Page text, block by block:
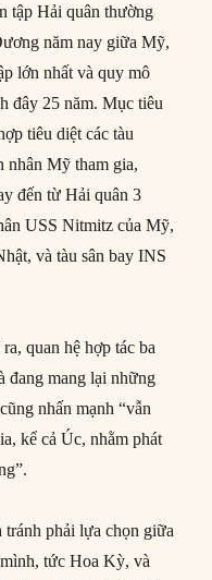
tập Hải quân thường
năm nay giữa Mỹ,
lớn nhất và quy mô
đây 25 năm. Mục tiêu
tiêu diệt các tàu
nhân Mỹ tham gia,
đến từ Hải quân 3
USS Nitmitz của Mỹ,
và tàu sân bay INS
quan hệ hợp tác ba
đang mang lại những
nhấn mạnh “vẫn
kể cả Úc, nhằm phát
phải lựa chọn giữa
tức Hoa Kỳ, và